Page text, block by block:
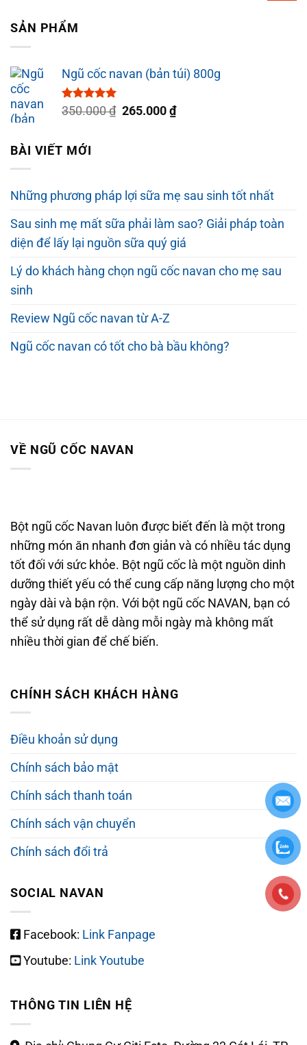
SẢN PHẨM
Ngũ cốc navan (bản túi) 800g
Được xếp
350.000₫ Giá
265.000₫Giá
BÀI VIẾT MỚI
Những phương pháp lợi sữa mẹ sau sinh tốt nhất
Sau sinh mẹ mất sữa phải làm sao? Giải pháp toàn
diện để lấy lại nguồn sữa quý giá
Lý do khách hàng chọn ngũ cốc navan cho mẹ sau
sinh
Review Ngũ cốc navan từ A-Z
Ngũ cốc navan có tốt cho bà bầu không?
VỀ NGŨ CỐC NAVAN
Bột ngũ cốc Navan luôn được biết đến là một trong
những món ăn nhanh đơn giản và có nhiều tác dụng
tốt đối với sức khỏe. Bột ngũ cốc là một nguồn dinh
dưỡng thiết yếu có thể cung cấp năng lượng cho một
ngày dài và bận rộn. Với bột ngũ cốc NAVAN, bạn có
thể sử dụng rất dễ dàng mỗi ngày mà không mất
nhiều thời gian để chế biến.
CHÍNH SÁCH KHÁCH HÀNG
Điều khoản sử dụng
Chính sách bảo mật
Chính sách thanh toán
Chính sách vận chuyển
Chính sách đổi trả
SOCIAL NAVAN
Facebook: Link Fanpage
Youtube: Link Youtube
THÔNG TIN LIÊN HỆ